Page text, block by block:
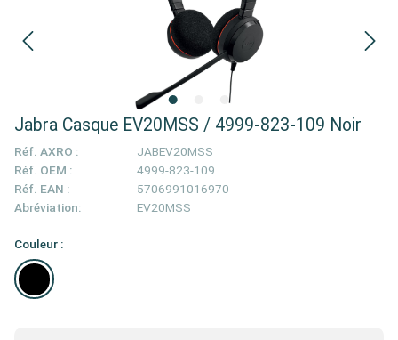
Jabra Casque EV20MSS / 4999-823-109 Noir
Réf. AXRO :
JABEV20MSS
Réf. OEM :
4999-823-109
Réf. EAN :
5706991016970
Abréviation:
EV20MSS
Couleur :